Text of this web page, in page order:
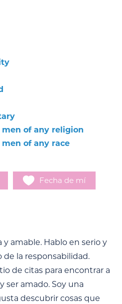
men of any religion
of any race
Fecha de mí
amable. Hablo en serio y
la responsabilidad.
de citas para encontrar a
ser amado. Soy una
descubrir cosas que